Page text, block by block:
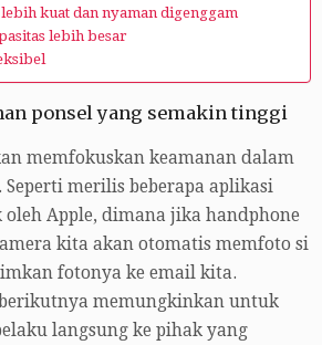
kuat dan nyaman digenggam
lebih besar
ponsel yang semakin tinggi
memfokuskan keamanan dalam
Seperti merilis beberapa aplikasi
Apple, dimana jika handphone
kita akan otomatis memfoto si
fotonya ke email kita.
memungkinkan untuk
langsung ke pihak yang